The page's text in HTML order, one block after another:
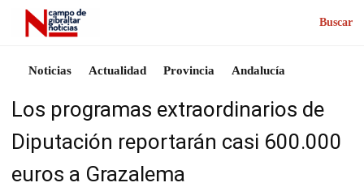
Buscar
Noticias Actualidad Provincia Andalucía
Los programas extraordinarios de
Diputación reportarán casi 600.000
euros a Grazalema